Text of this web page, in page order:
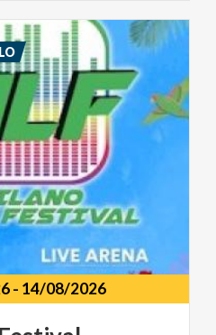
- 14/08/2026